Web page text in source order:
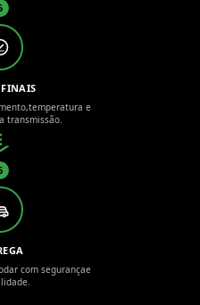
FINAIS
temperatura e
transmissão.
com segurançae